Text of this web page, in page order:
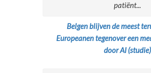
patiënt...
Belgen blijven de meest
Europeanen tegenover een
door AI (studie)